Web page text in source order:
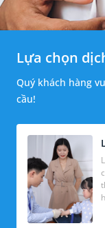
Lựa chọn
Quý khách hàng
cầu!